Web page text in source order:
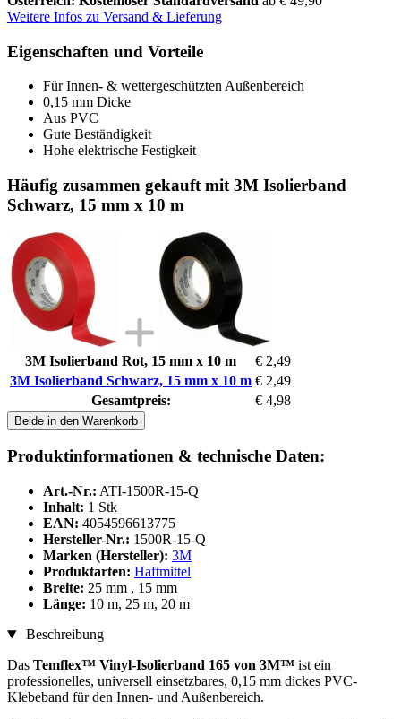
Weitere Infos zu Versand & Lieferung
Eigenschaften und Vorteile
Für Innen- & wettergeschützten Außenbereich
0,15 mm Dicke
Aus PVC
Gute Beständigkeit
Hohe elektrische Festigkeit
Häufig zusammen gekauft mit 3M Isolierband
Schwarz, 15 mm x 10 m
3M Isolierband Rot, 15 mm x 10 m
€ 2,49
3M Isolierband Schwarz, 15 mm x 10 m € 2,49
Gesamtpreis:
€ 4,98
Beide in den Warenkorb
Produktinformationen & technische Daten:
Art.-Nr.: ATI-1500R-15-Q
Inhalt: 1 Stk
EAN: 4054596613775
Hersteller-Nr.: 1500R-15-Q
Marken (Hersteller): 3M
Produktarten: Haftmittel
Breite: 25 mm , 15 mm
Länge: 10 m, 25 m, 20 m
Beschreibung
Das Temflex™ Vinyl-Isolierband 165 von 3M™ ist ein
professionelles, universell einsetzbares, 0,15 mm dickes PVC-
Klebeband für den Innen- und Außenbereich.